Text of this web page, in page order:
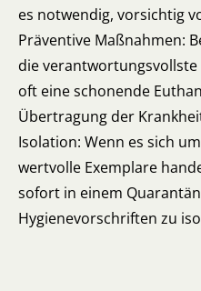
es notwendig, vorsichtig
Präventive Maßnahmen:
die
oft eine schonende
Übertragung der
Isolation: Wenn es sich
wertvolle Exemplare
sofort in einem
Hygienevorschriften zu